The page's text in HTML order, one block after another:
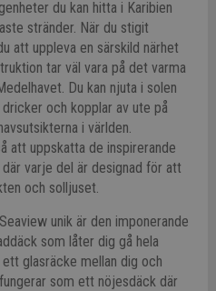
du kan hitta i Karibien
stränder. När du stigit
att uppleva en särskild närhet
tar väl vara på det varma
Du kan njuta i solen
och kopplar av ute på
i världen.
att uppskatta de inspirerande
där varje del är designad för att
och solljuset.
unik är den imponerande
som låter dig gå hela
glasräcke mellan dig och
som ett nöjesdäck där